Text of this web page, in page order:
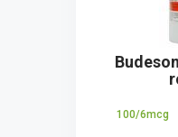
100/6mcg